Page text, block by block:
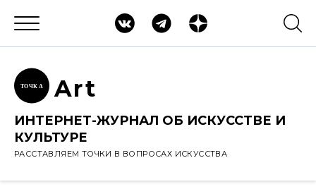
ТОЧК А Art
ИНТЕРНЕТ-ЖУРНАЛ ОБ ИСКУССТВЕ И
КУЛЬТУРЕ
РАССТАВЛЯЕМ ТОЧКИ В ВОПРОСАХ ИСКУССТВА